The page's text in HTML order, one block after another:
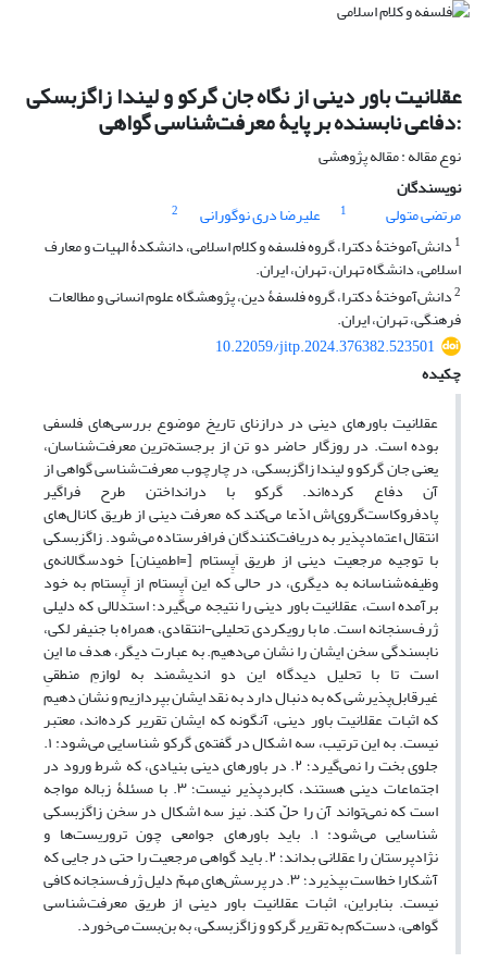
عقلانیت باور دینی از نگاه جان گرکو و لیندا زاگزبسکی
:دفاعی نابسنده بر پایۀ معرفت‌شناسی گواهی
نوع مقاله : مقاله پژوهشی
نویسندگان
مرتضی متولی
1 علیرضا دری نوگورانی
2
1 دانش‌آموختۀ دکترا، گروه فلسفه و کلام اسلامی، دانشکدۀ الهیات و معارف
اسلامی، دانشگاه تهران، تهران، ایران.
2دانش‌آموختۀ دکترا، گروه فلسفۀ دین، پژوهشگاه علوم انسانی و مطالعات
فرهنگی، تهران، ایران.
10.22059/jitp.2024.376382.523501
چکیده
عقلانیت باورهای دینی در درازنای تاریخ موضوع بررسی‌های فلسفی
بوده است. در روزگار حاضر دو تن از برجسته‌ترین معرفت‌شناسان،
یعنی جان گرکو و لیندا زاگزبسکی، در چارچوب معرفت‌شناسی گواهی از
آن دفاع کرده‌اند. گرکو با درانداختن طرح فراگیر
پادفروکاست‌گروی‌اش ادّعا می‌کند که معرفت دینی از طریق کانال‌های
انتقال اعتمادپذیر به دریافت‌کنندگان فرافرستاده می‌شود. زاگزبسکی
با توجیه مرجعیت دینی از طریق اَپِستام [=اطمینان] خودسگالانه‌ی
وظیفه‌شناسانه به دیگری، در حالی که این اَپِستام از اَپِستام به خود
برآمده است، عقلانیت باور دینی را نتیجه می‌گیرد؛ استدلالی که دلیلی
ژرف‌سنجانه است. ما با رویکردی تحلیلی-انتقادی، همراه با جنیفر لکی،
نابسندگی سخن ایشان را نشان می‌دهیم. به عبارت دیگر، هدف ما این
است تا با تحلیل دیدگاه این دو اندیشمند به لوازمِ منطقیِ
غیرقابل‌پذیرشی که به دنبال دارد به نقد ایشان بپردازیم و نشان دهیم
که اثبات عقلانیت باور دینی، آنگونه که ایشان تقریر کرده‌اند، معتبر
نیست. به این ترتیب، سه اشکال در گفته‌ی گرکو شناسایی می‌شود: ۱.
جلوی بخت را نمی‌گیرد؛ ۲. در باورهای دینی بنیادی، که شرط ورود در
اجتماعات دینی هستند، کابردپذیر نیست؛ ۳. با مسئلۀ زباله مواجه
است که نمی‌تواند آن را حلّ کند. نیز سه اشکال در سخن زاگزبسکی
شناسایی می‌شود: ۱. باید باورهای جوامعی چون تروریست‌ها و
نژادپرستان را عقلانی بداند؛ ۲. باید گواهی مرجعیت را حتی در جایی که
آشکارا خطاست بپذیرد؛ ۳. در پرسش‌های مهمّ دلیل ژرف‌سنجانه کافی
نیست. بنابراین، اثبات عقلانیت باور دینی از طریق معرفت‌شناسی
گواهی، دست‌کم به تقریر گرکو و زاگزبسکی، به بن‌بست می‌خورد.